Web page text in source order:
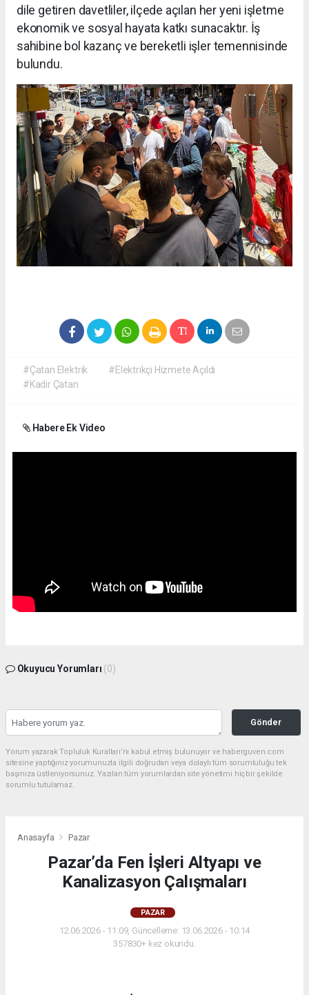
dile getiren davetliler, ilçede açılan her yeni işletme
ekonomik ve sosyal hayata katkı sunacaktır. İş
sahibine bol kazanç ve bereketli işler temennisinde
bulundu.
#Çatan Elektrik
#Elektrikçi Hizmete Açıldı
#Kadir Çatan
Habere Ek Video
Okuyucu Yorumları (0)
Gönder
Yorum yazarak Topluluk Kuralları’nı kabul etmiş bulunuyor ve haberguven.com
sitesine yaptığınız yorumunuzla ilgili doğrudan veya dolaylı tüm sorumluluğu tek
başınıza üstleniyorsunuz. Yazılan tüm yorumlardan site yönetimi hiçbir şekilde
sorumlu tutulamaz.
Anasayfa Pazar
Pazar’da Fen İşleri Altyapı ve
Kanalizasyon Çalışmaları
PAZAR
12.06.2026 - 11:09, Güncelleme: 13.06.2026 - 10:14
357830+ kez okundu.